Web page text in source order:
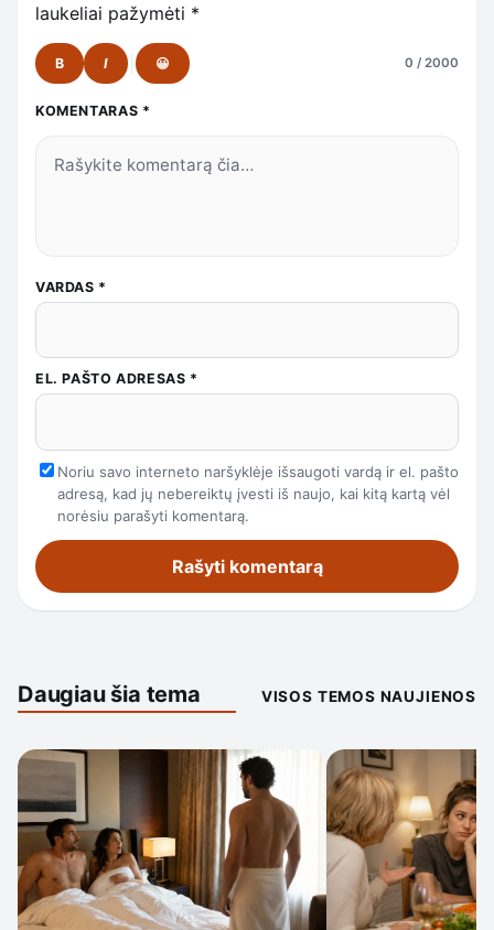
laukeliai pažymėti *
B I 😀 0 / 2000
KOMENTARAS *
VARDAS *
EL. PAŠTO ADRESAS *
Noriu savo interneto naršyklėje išsaugoti vardą ir el. pašto
adresą, kad jų nebereiktų įvesti iš naujo, kai kitą kartą vėl
norėsiu parašyti komentarą.
Daugiau šia tema VISOS TEMOS NAUJIENOS